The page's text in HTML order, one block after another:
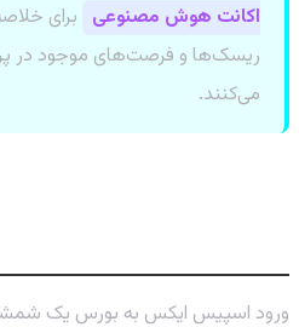
اکانت هوش مصنوعی برای
می‌کنند.
ورود اسپیس ایکس به بورس یک